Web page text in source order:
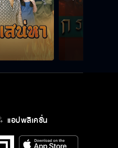
แอปพลิเคชั่น